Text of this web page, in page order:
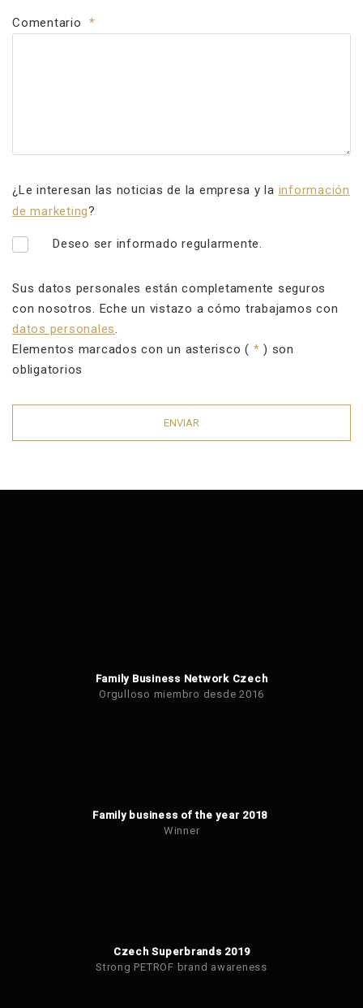
Comentario *
¿Le interesan las noticias de la empresa y la información
de marketing?
Deseo ser informado regularmente.
Sus datos personales están completamente seguros
con nosotros. Eche un vistazo a cómo trabajamos con
datos personales.
Elementos marcados con un asterisco ( * ) son
obligatorios
ENVIAR
formulario.
Family Business Network Czech
Orgulloso miembro desde 2016
Family business of the year 2018
Winner
Czech Superbrands 2019
Strong PETROF brand awareness